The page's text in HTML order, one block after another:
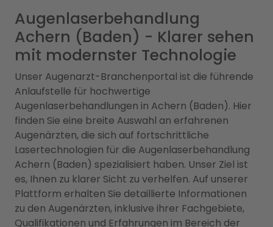
Augenlaserbehandlung
Achern (Baden) - Klarer sehen
mit modernster Technologie
Unser Augenarzt-Branchenportal ist die führende
Anlaufstelle für hochwertige
Augenlaserbehandlungen in Achern (Baden). Hier
finden Sie eine breite Auswahl an erfahrenen
Augenärzten, die sich auf fortschrittliche
Lasertechnologien für die Augenlaserbehandlung
Achern (Baden) spezialisiert haben. Unser Ziel ist
es, Ihnen zu klarer Sicht zu verhelfen. Auf unserer
Plattform erhalten Sie detaillierte Informationen
zu den Augenärzten, inklusive ihrer Fachgebiete,
Qualifikationen und Erfahrungen im Bereich der